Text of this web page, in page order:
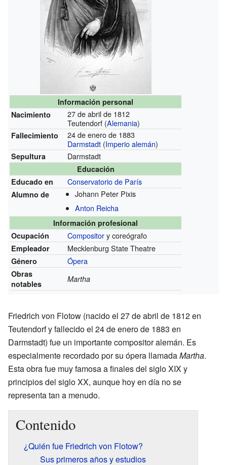
Información personal
Nacimiento
27 de abril de 1812
Teutendorf (Alemania)
Fallecimiento
24 de enero de 1883
Darmstadt (Imperio alemán)
Sepultura Darmstadt
Educación
Educado en
Conservatorio de París
Alumno de
Johann Peter Pixis
Anton Reicha
Información profesional
Ocupación
Compository coreógrafo
Empleador Mecklenburg State Theatre
Género Ópera
Obras
notables
Martha
Friedrich von Flotow (nacido el 27 de abril de 1812 en
Teutendorf y fallecido el 24 de enero de 1883 en
Darmstadt) fue un importante compositor alemán. Es
especialmente recordado por su ópera llamadaMartha.
Esta obra fue muy famosa a finales del siglo XIX y
principios del siglo XX, aunque hoy en día no se
representa tan a menudo.
Contenido
¿Quién fue Friedrich von Flotow?
Sus primeros años y estudios